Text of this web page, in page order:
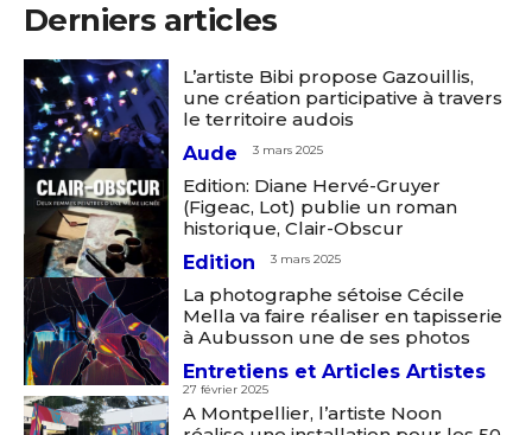
Derniers articles
L’artiste Bibi propose Gazouillis,
une création participative à travers
le territoire audois
Aude
3 mars 2025
Edition: Diane Hervé-Gruyer
(Figeac, Lot) publie un roman
historique, Clair-Obscur
Edition
3 mars 2025
La photographe sétoise Cécile
Mella va faire réaliser en tapisserie
à Aubusson une de ses photos
Entretiens et Articles Artistes
27 février 2025
A Montpellier, l’artiste Noon